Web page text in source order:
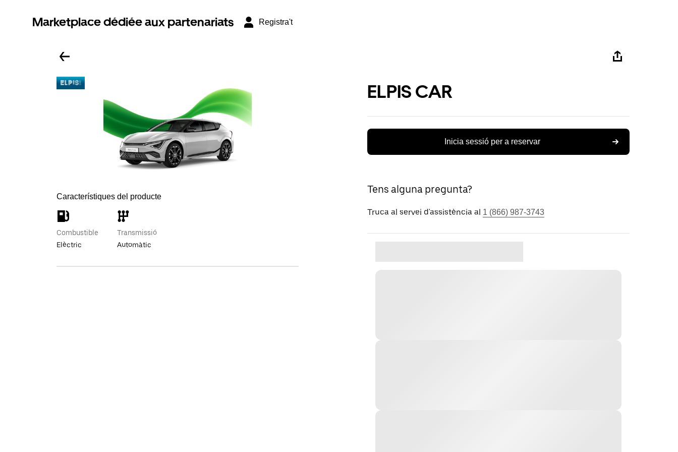
Marketplace dédiée aux partenariats Registra't
Característiques del producte
Combustible
Elèctric
Transmissió
Automàtic
ELPIS CAR
Inicia sessió per a reservar
Tens alguna pregunta?
Truca al servei d'assistència al 1 (866) 987-3743